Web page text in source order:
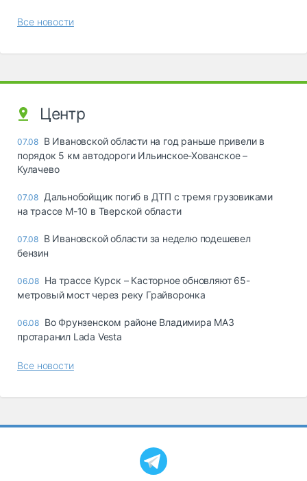
Все новости
Центр
07.08 В Ивановской области на год раньше привели в
порядок 5 км автодороги Ильинское-Хованское –
Кулачево
07.08 Дальнобойщик погиб в ДТП с тремя грузовиками
на трассе М-10 в Тверской области
07.08 В Ивановской области за неделю подешевел
бензин
06.08 На трассе Курск – Касторное обновляют 65-
метровый мост через реку Грайворонка
06.08 Во Фрунзенском районе Владимира МАЗ
протаранил Lada Vesta
Все новости